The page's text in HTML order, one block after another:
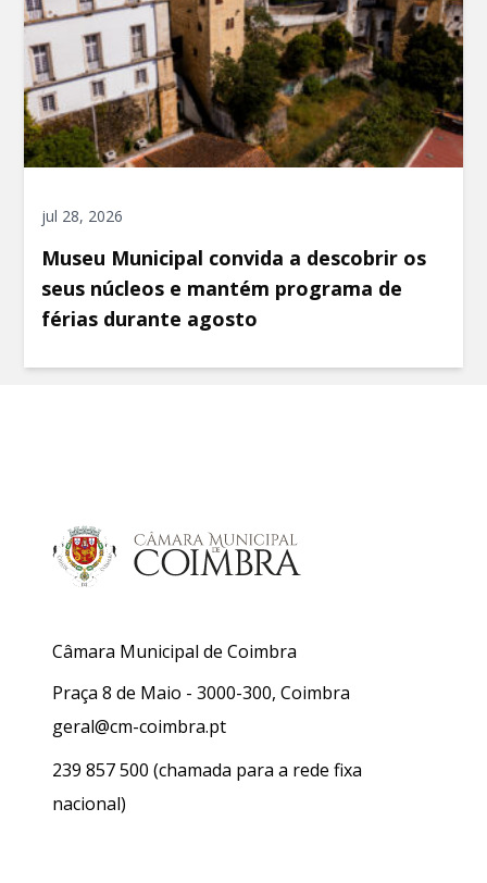
jul 28, 2026
Museu Municipal convida a descobrir os
seus núcleos e mantém programa de
férias durante agosto
Câmara Municipal de Coimbra
Praça 8 de Maio - 3000-300, Coimbra
geral@cm-coimbra.pt
239 857 500 (chamada para a rede fixa
nacional)